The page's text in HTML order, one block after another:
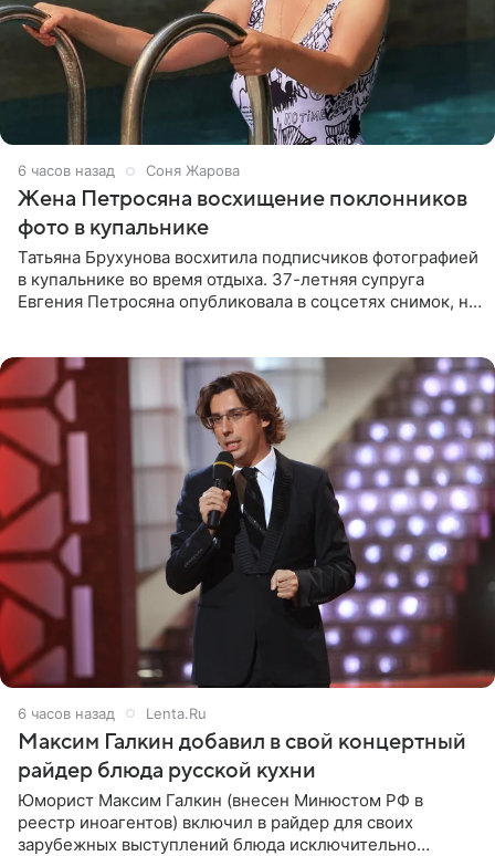
6 часов назад Соня Жарова
Жена Петросяна восхищение поклонников
фото в купальнике
Татьяна Брухунова восхитила подписчиков фотографией
в купальнике во время отдыха. 37-летняя супруга
Евгения Петросяна опубликовала в соцсетях снимок, на
6 часов назад Lenta.Ru
Максим Галкин добавил в свой концертный
райдер блюда русской кухни
Юморист Максим Галкин (внесен Минюстом РФ в
реестр иноагентов) включил в райдер для своих
зарубежных выступлений блюда исключительно